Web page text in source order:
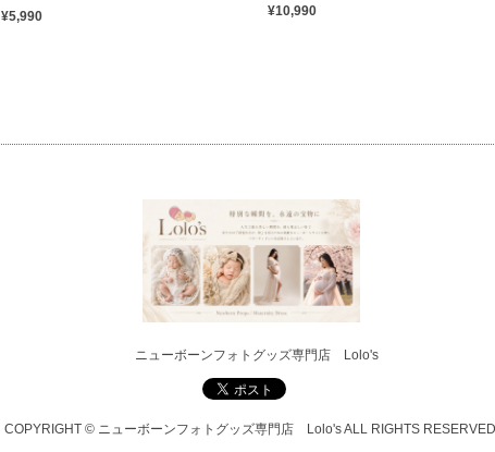
¥5,990 ¥10,990
ニューボーンフォトグッズ専門店 Lolo's
COPYRIGHT © ニューボーンフォトグッズ専門店 Lolo's ALL RIGHTS